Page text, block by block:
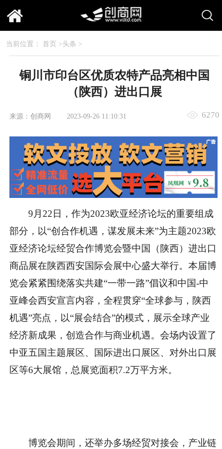
当前位置： 首页 >头条 >
铜川市印台区优质农特产品亮相中国
（陕西）进出口展
来源：创商网 2023-09-26 11:10:31 6270
9月22日，作为2023欧亚经济论坛的重要组成
部分，以“创合作机遇，谋发展未来”为主题2023欧
亚经济论坛经贸合作博览会暨中国（陕西）进出口
商品展在陕西西安国际会展中心盛大举行。本届博
览会紧紧围绕落实共建“一带一路”倡议和中国-中
亚峰会西安宣言内容，全程贯穿“全球参与，陕西
机遇”亮点，以“展会结合”的模式，展示全球产业
经济新成果，创造合作与商业机遇。会场内设置了
中亚五国主题展区、国际进出口展区、对外出口展
区等6大展馆，总展览面积7.2万平方米。
博览会期间，还举办多场经贸对接会，产业链